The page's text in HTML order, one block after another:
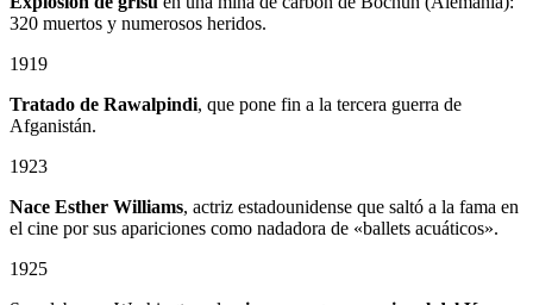
320 muertos y numerosos heridos.
1919
Tratado de Rawalpindi, que pone fin a la tercera guerra de
Afganistán.
1923
Nace Esther Williams, actriz estadounidense que saltó a la fama en
el cine por sus apariciones como nadadora de «ballets acuáticos».
1925